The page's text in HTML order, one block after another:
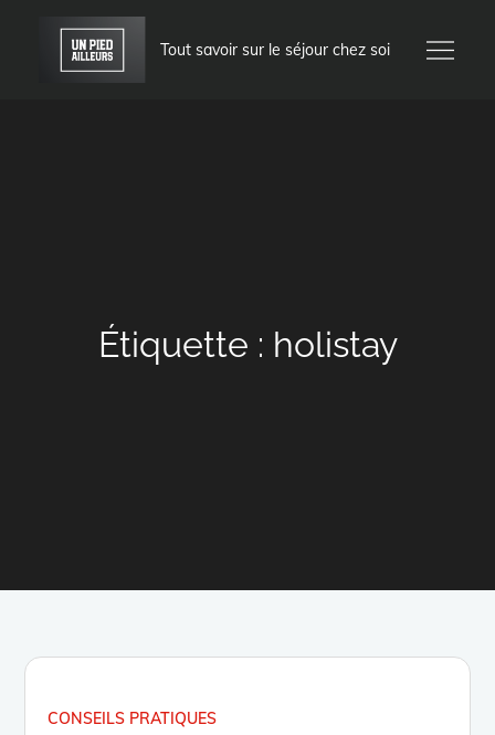
content
Tout savoir sur le séjour chez soi
Étiquette : holistay
CONSEILS PRATIQUES